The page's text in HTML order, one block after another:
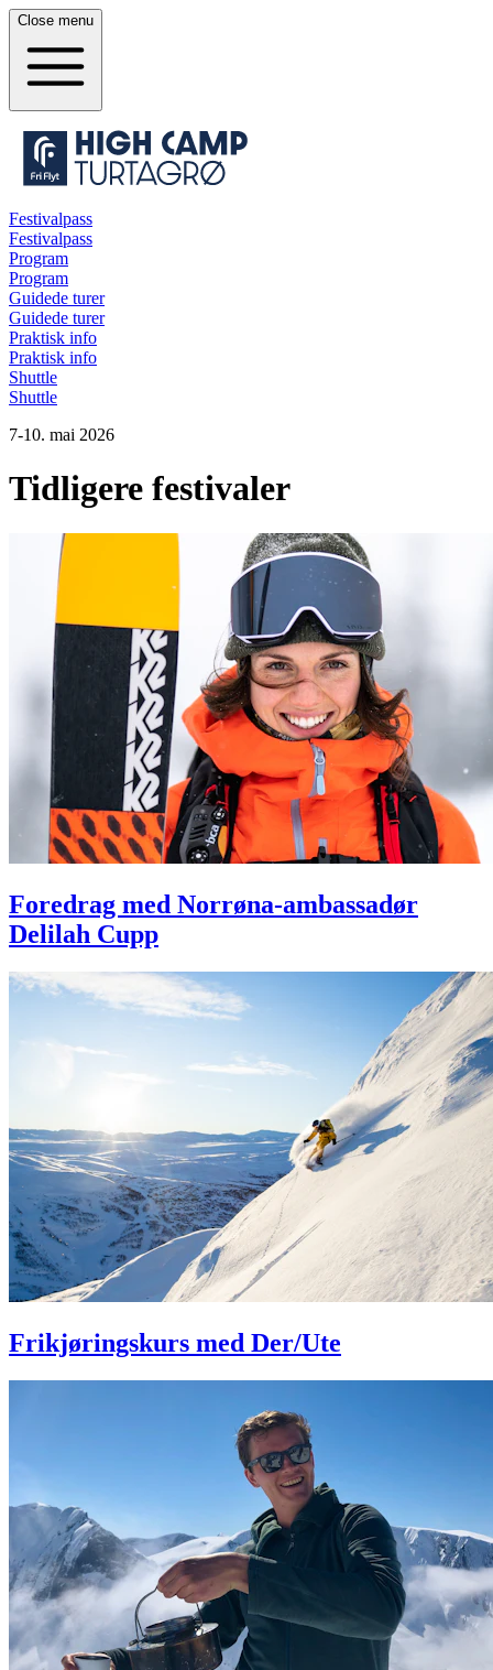
Close menu
Festivalpass
Festivalpass
Program
Program
Guidede turer
Guidede turer
Praktisk info
Praktisk info
Shuttle
Shuttle
7-10. mai 2026
Tidligere festivaler
Foredrag med Norrøna-ambassadør
Delilah Cupp
Frikjøringskurs med Der/Ute